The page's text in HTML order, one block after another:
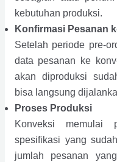
kebutuhan produksi.
Konfirmasi Pesanan
Setelah periode pre-
data pesanan ke
akan diproduksi
bisa langsung
Proses Produksi
Konveksi memulai
spesifikasi yang
jumlah pesanan